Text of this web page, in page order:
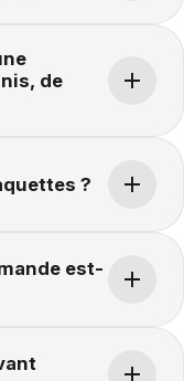
de
?
est-